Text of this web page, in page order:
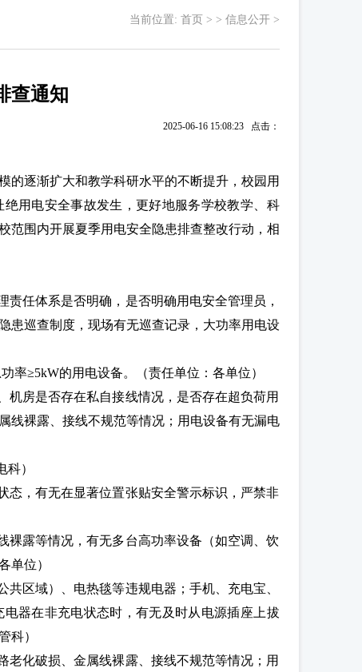
当前位置: 首页 > > 信息公开>
查通知
2025-06-16 15:08:23 点击：
的逐渐扩大和教学科研水平的不断提升，校园用
用电安全事故发生，更好地服务学校教学、科
范围内开展夏季用电安全隐患排查整改行动，相
任体系是否明确，是否明确用电安全管理员，
患巡查制度，现场有无巡查记录，大功率用电设
率≥5kW的用电设备。（责任单位：各单位）
房是否存在私自接线情况，是否存在超负荷用
线裸露、接线不规范等情况；用电设备有无漏电
）
态，有无在显著位置张贴安全警示标识，严禁非
裸露等情况，有无多台高功率设备（如空调、饮
单位）
区域）、电热毯等违规电器；手机、充电宝、
器在非充电状态时，有无及时从电源插座上拔
科）
化破损、金属线裸露、接线不规范等情况；用